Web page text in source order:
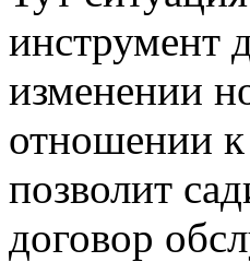
инструмент
изменении
отношении
позволит
договор